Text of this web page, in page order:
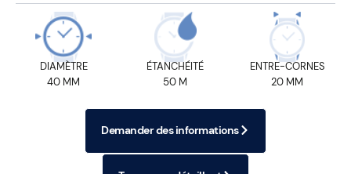
DIAMÈTRE
40 MM
ÉTANCHÉITÉ
50 M
ENTRE-CORNES
20 MM
Demander des informations